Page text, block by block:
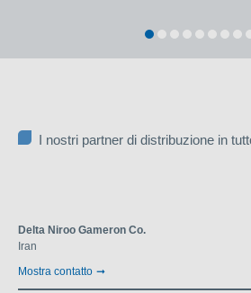
1 2 3 4 5 6 7 8
I nostri partner di distribuzione in
Delta Niroo Gameron Co.
Iran
Mostra contatto